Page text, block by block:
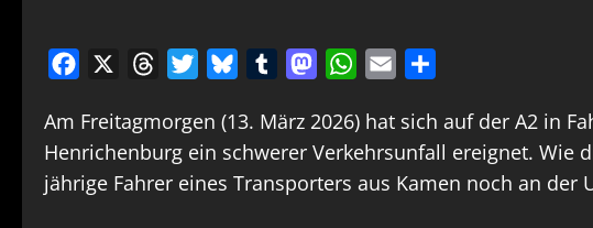
Facebook ThreadsTwitterBlueskyTumblrMastodonWhatsApp
Email
Am Freitagmorgen (13. März 2026) hat sich auf der A2 in
Henrichenburg ein schwerer Verkehrsunfall ereignet. Wie
jährige Fahrer eines Transporters aus Kamen noch an der